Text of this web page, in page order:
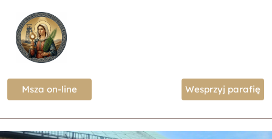
Msza on-line Wesprzyj parafię